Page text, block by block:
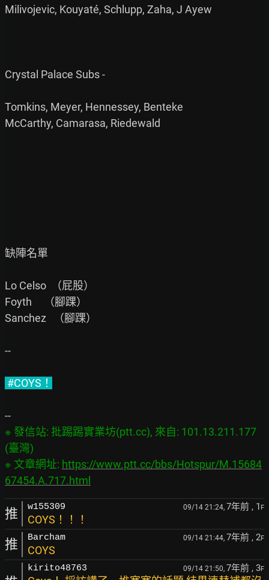
Milivojevic, Kouyaté, Schlupp, Zaha, J Ayew
Crystal Palace Subs -
Tomkins, Meyer, Hennessey, Benteke
McCarthy, Camarasa, Riedewald
缺陣名單
Lo Celso  （屁股）
Foyth     （腳踝）
Sanchez   （腳踝）
--
#COYS！
※ 發信站: 批踢踢實業坊(ptt.cc), 來自: 101.13.211.177
(臺灣)
※ 文章網址: https://www.ptt.cc/bbs/Hotspur/M.15684
67454.A.717.html
推 w155309 09/14 21:24, 7年前 , 1 F
COYS！！！
推 Barcham 09/14 21:44, 7年前 , 2F
COYS
kirito48763 09/14 21:50, 7年前 , 3F